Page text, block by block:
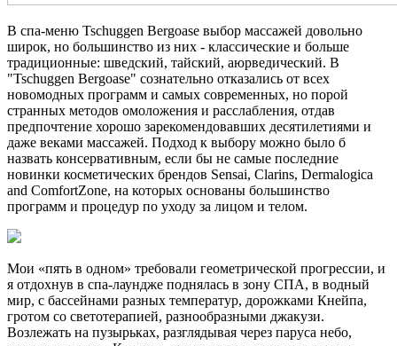
В спа-меню Tschuggen Bergoase выбор массажей довольно
широк, но большинство из них - классические и больше
традиционные: шведский, тайский, аюрведический. В
"Tschuggen Bergoase" сознательно отказались от всех
новомодных программ и самых современных, но порой
странных методов омоложения и расслабления, отдав
предпочтение хорошо зарекомендовавших десятилетиями и
даже веками массажей. Подход к выбору можно было б
назвать консервативным, если бы не самые последние
новинки косметических брендов Sensai, Clarins, Dermalogica
and ComfortZone, на которых основаны большинство
программ и процедур по уходу за лицом и телом.
Мои «пять в одном» требовали геометрической прогрессии, и
я отдохнув в спа-лаундже поднялась в зону СПА, в водный
мир, с бассейнами разных температур, дорожками Кнейпа,
гротом со светотерапией, разнообразными джакузи.
Возлежать на пузырьках, разглядывая через паруса небо,